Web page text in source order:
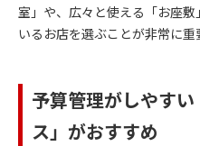
室」や、広々と使える「お座
いるお店を選ぶことが非常に重
予算管理がしやす
ス」がおすすめ